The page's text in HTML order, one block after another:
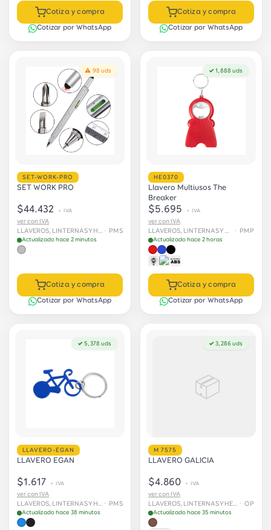
Cotiza y compra
Cotizar por WhatsApp
Cotiza y compra
Cotizar por WhatsApp
⚠ 98 uds
SET-WORK-PRO
SET WORK PRO
$44.432 + IVA
ver con IVA
· PMS
Actualizado hace 2 minutos
Cotiza y compra
Cotizar por WhatsApp
✓ 1,888 uds
HE0370
Llavero Multiusos The
Breaker
$5.695 + IVA
ver con IVA
· PMP
Actualizado hace 2 horas
Cotiza y compra
Cotizar por WhatsApp
✓ 5,378 uds
LLAVERO-EGAN
LLAVERO EGAN
$1.617 + IVA
ver con IVA
· PMS
Actualizado hace 38 minutos
📦
✓ 3,286 uds
M 7575
LLAVERO GALICIA
$4.860 + IVA
ver con IVA
· OP
Actualizado hace 35 minutos